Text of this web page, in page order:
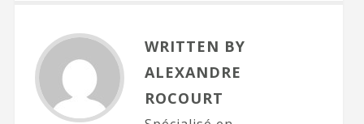
WRITTEN BY
ALEXANDRE
ROCOURT